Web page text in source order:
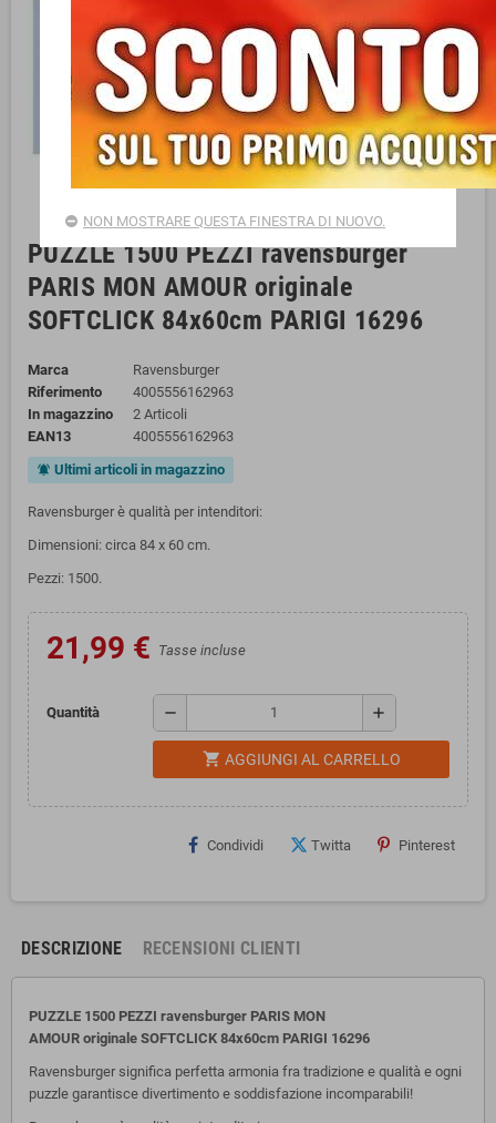
PUZZLE 1500 PEZZI ravensburger
PARIS MON AMOUR originale
SOFTCLICK 84x60cm PARIGI 16296
Marca
Ravensburger
Riferimento
4005556162963
In magazzino
2 Articoli
EAN13
4005556162963
notifications_active Ultimi articoli in magazzino
Ravensburger è qualità per intenditori:
Dimensioni: circa 84 x 60 cm.
Pezzi: 1500.
21,99 € Tasse incluse
Quantità remove add
shopping_cart AGGIUNGI AL CARRELLO
Condividi Twitta Pinterest
DESCRIZIONE RECENSIONI CLIENTI
PUZZLE 1500 PEZZI ravensburger PARIS MON
AMOUR originale SOFTCLICK 84x60cm PARIGI 16296
Ravensburger significa perfetta armonia fra tradizione e qualità e ogni
puzzle garantisce divertimento e soddisfazione incomparabili!
NON MOSTRARE QUESTA FINESTRA DI NUOVO.